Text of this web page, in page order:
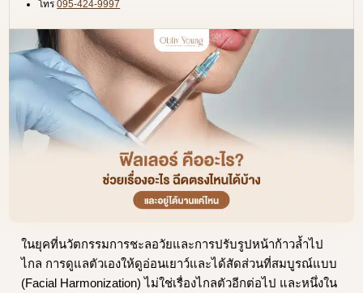
โทร095-424-9997
ในยุคที่นวัตกรรมการชะลอวัยและการปรับรูปหน้าก้าวล้ำไป
ไกล การดูแลตัวเองให้ดูอ่อนเยาว์และได้สัดส่วนที่สมบูรณ์แบบ
(Facial Harmonization) ไม่ใช่เรื่องไกลตัวอีกต่อไป และหนึ่งใน